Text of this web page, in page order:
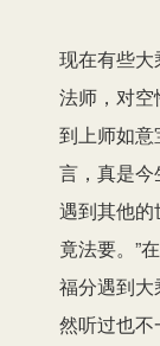
现在有些
法师，对空
到上师如
言，真是
遇到其他
竟法要。”
福分遇到
然听过也不